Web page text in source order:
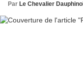
Par Le Chevalier